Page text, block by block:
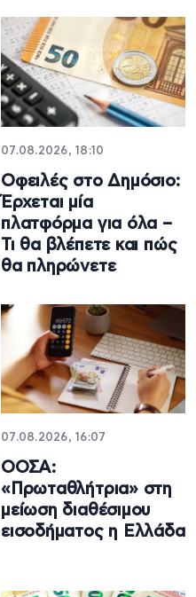
07.08.2026, 18:10
Οφειλές στο Δημόσιο:
Έρχεται μία
πλατφόρμα για όλα –
Τι θα βλέπετε και πώς
θα πληρώνετε
07.08.2026, 16:07
ΟΟΣΑ:
«Πρωταθλήτρια» στη
μείωση διαθέσιμου
εισοδήματος η Ελλάδα